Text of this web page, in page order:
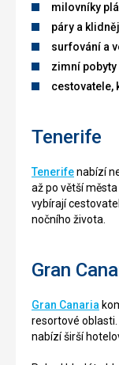
milovníky
páry a
surfování a
zimní pobyty
cestovatele,
Tenerife
Tenerifenabízí
až po větší
vybírají
nočního života.
Gran
Gran Canaria
resortové
nabízí širší